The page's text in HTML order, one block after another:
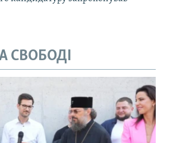
СВОБОДІ